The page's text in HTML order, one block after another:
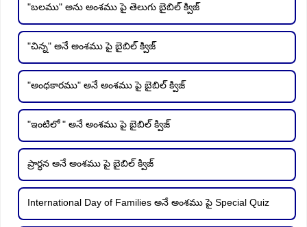
"బలము" అను అంశము పై తెలుగు బైబిల్ క్విజ్
"చిన్న" అనే అంశము పై బైబిల్ క్విజ్
"అంధకారము" అనే అంశము పై బైబిల్ క్విజ్
"ఇంటిలో " అనే అంశము పై బైబిల్ క్విజ్
ప్రార్ధన అనే అంశము పై బైబిల్ క్విజ్
International Day of Families అనే అంశము పై Special Quiz